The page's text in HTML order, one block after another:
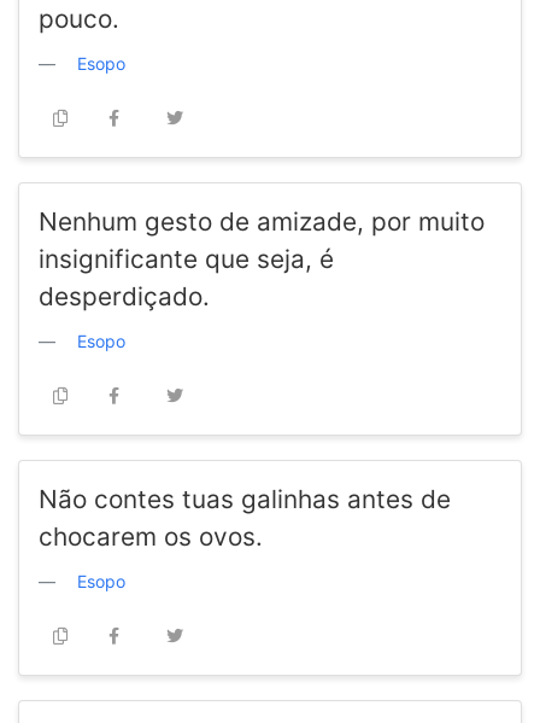
pouco.
Esopo
Nenhum gesto de amizade, por muito
insignificante que seja, é
desperdiçado.
Esopo
Não contes tuas galinhas antes de
chocarem os ovos.
Esopo